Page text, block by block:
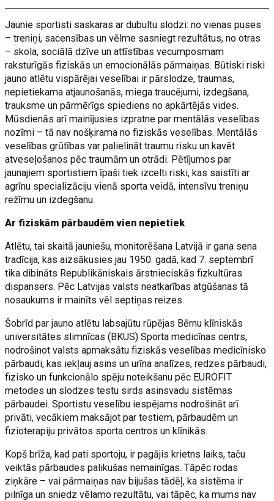
Jaunie sportisti saskaras ar dubultu slodzi: no vienas puses
– treniņi, sacensības un vēlme sasniegt rezultātus, no otras
– skola, sociālā dzīve un attīstības vecumposmam
raksturīgās fiziskās un emocionālās pārmaiņas. Būtiski riski
jauno atlētu vispārējai veselībai ir pārslodze, traumas,
nepietiekama atjaunošanās, miega traucējumi, izdegšana,
trauksme un pārmērīgs spiediens no apkārtējās vides.
Mūsdienās arī mainījusies izpratne par mentālās veselības
nozīmi – tā nav nošķirama no fiziskās veselības. Mentālās
veselības grūtības var palielināt traumu risku un kavēt
atveseļošanos pēc traumām un otrādi. Pētījumos par
jaunajiem sportistiem īpaši tiek izcelti riski, kas saistīti ar
agrīnu specializāciju vienā sporta veidā, intensīvu treniņu
režīmu un izdegšanu.
Ar fiziskām pārbaudēm vien nepietiek
Atlētu, tai skaitā jauniešu, monitorēšana Latvijā ir gana sena
tradīcija, kas aizsākusies jau 1950. gadā, kad 7. septembrī
tika dibināts Republikāniskais ārstnieciskās fizkultūras
dispansers. Pēc Latvijas valsts neatkarības atgūšanas tā
nosaukums ir mainīts vēl septiņas reizes.
Šobrīd par jauno atlētu labsajūtu rūpējas Bērnu klīniskās
universitātes slimnīcas (BKUS) Sporta medicīnas centrs,
nodrošinot valsts apmaksātu fiziskās veselības medicīnisko
pārbaudi, kas iekļauj asins un urīna analīzes, redzes pārbaudi,
fizisko un funkcionālo spēju noteikšanu pēc EUROFIT
metodes un slodzes testu sirds asinsvadu sistēmas
pārbaudei. Sportistu veselību iespējams nodrošināt arī
privāti, vecākiem maksājot par testiem, pārbaudēm un
fizioterapiju privātos sporta centros un klīnikās.
Kopš brīža, kad pati sportoju, ir pagājis krietns laiks, taču
veiktās pārbaudes palikušas nemainīgas. Tāpēc rodas
ziņkāre – vai pārmaiņas nav bijušas tādēļ, ka sistēma ir
pilnīga un sniedz vēlamo rezultātu, vai tāpēc, ka mums nav